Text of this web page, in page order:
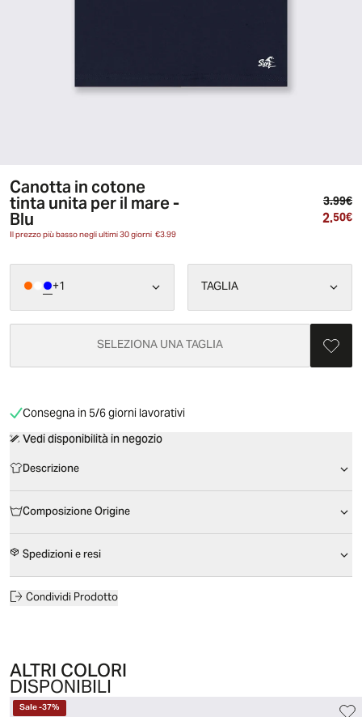
Canotta in cotone
tinta unita per il mare -
Blu
Il prezzo più basso negli ultimi 30 giorni€3.99
3.99€
2.50€
+1 TAGLIA
SELEZIONA UNA TAGLIA
Consegna in 5/6 giorni lavorativi
Vedi disponibilità in negozio
Descrizione
Composizione Origine
Spedizioni e resi
Condividi Prodotto
ALTRI COLORI
DISPONIBILI
Sale-37%